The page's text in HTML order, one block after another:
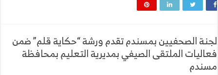
لجنة الصحفيين بمسندم تقدم ورشة “حكاية قلم” ضمن
فعاليات الملتقى الصيفي بمديرية التعليم بمحافظة
مسندم